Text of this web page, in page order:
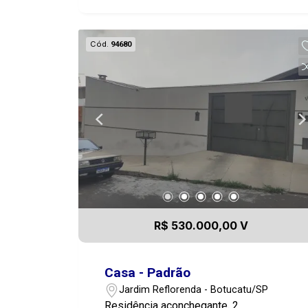
Cód. 94680
R$ 530.000,00 V
Casa - Padrão
Jardim Reflorenda - Botucatu/SP